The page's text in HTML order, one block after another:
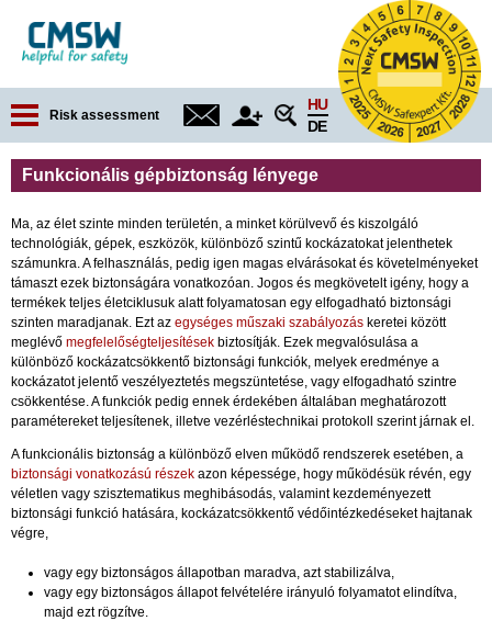
Risk assessment
HU
DE
Funkcionális gépbiztonság lényege
Ma, az élet szinte minden területén, a minket körülvevő és kiszolgáló
technológiák, gépek, eszközök, különböző szintű kockázatokat jelenthetek
számunkra. A felhasználás, pedig igen magas elvárásokat és követelményeket
támaszt ezek biztonságára vonatkozóan. Jogos és megkövetelt igény, hogy a
termékek teljes életciklusuk alatt folyamatosan egy elfogadható biztonsági
szinten maradjanak. Ezt az egységes műszaki szabályozás keretei között
meglévő megfelelőségteljesítések biztosítják. Ezek megvalósulása a
különböző kockázatcsökkentő biztonsági funkciók, melyek eredménye a
kockázatot jelentő veszélyeztetés megszüntetése, vagy elfogadható szintre
csökkentése. A funkciók pedig ennek érdekében általában meghatározott
paramétereket teljesítenek, illetve vezérléstechnikai protokoll szerint járnak el.
A funkcionális biztonság a különböző elven működő rendszerek esetében, a
biztonsági vonatkozású részek azon képessége, hogy működésük révén, egy
véletlen vagy szisztematikus meghibásodás, valamint kezdeményezett
biztonsági funkció hatására, kockázatcsökkentő védőintézkedéseket hajtanak
végre,
vagy egy biztonságos állapotban maradva, azt stabilizálva,
vagy egy biztonságos állapot felvételére irányuló folyamatot elindítva,
majd ezt rögzítve.